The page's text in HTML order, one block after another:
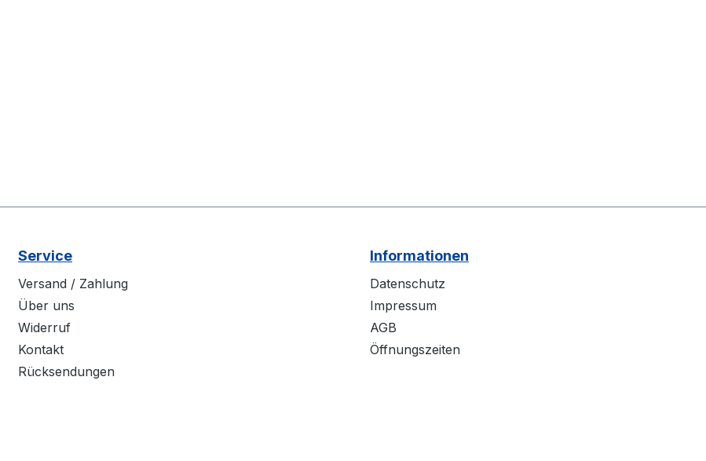
Service
Versand / Zahlung
Über uns
Widerruf
Kontakt
Rücksendungen
Informationen
Datenschutz
Impressum
AGB
Öffnungszeiten